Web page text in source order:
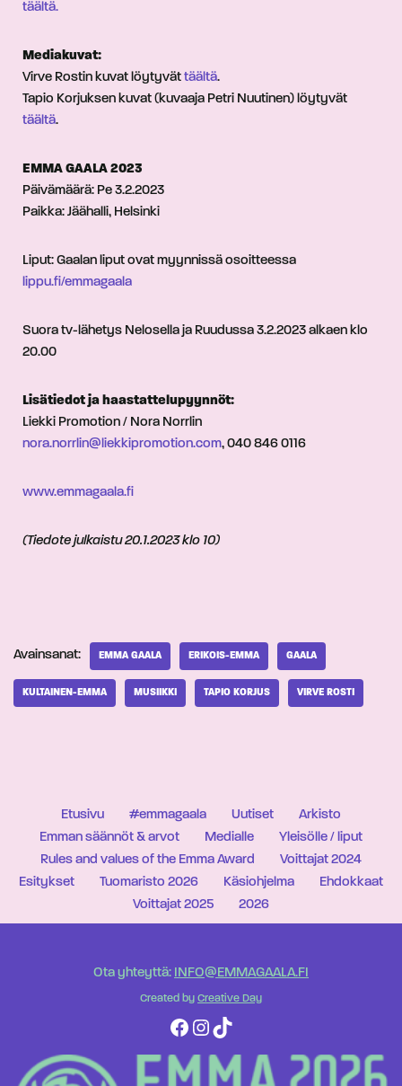
täältä.
Mediakuvat:
Virve Rostin kuvat löytyvät täältä.
Tapio Korjuksen kuvat (kuvaaja Petri Nuutinen) löytyvät
täältä.
EMMA GAALA 2023
Päivämäärä: Pe 3.2.2023
Paikka: Jäähalli, Helsinki
Liput: Gaalan liput ovat myynnissä osoitteessa
lippu.fi/emmagaala
Suora tv-lähetys Nelosella ja Ruudussa 3.2.2023 alkaen klo
20.00
Lisätiedot ja haastattelupyynnöt:
Liekki Promotion / Nora Norrlin
nora.norrlin@liekkipromotion.com, 040 846 0116
www.emmagaala.fi
(Tiedote julkaistu 20.1.2023 klo 10)
Avainsanat: EMMA GAALA ERIKOIS-EMMA GAALA
KULTAINEN-EMMA MUSIIKKI TAPIO KORJUS VIRVE ROSTI
Etusivu #emmagaala Uutiset
Arkisto
Emman säännöt & arvot
Medialle
Yleisölle / liput
Rules and values of the Emma Award
Voittajat 2024
Esitykset
Tuomaristo 2026 Käsiohjelma
Ehdokkaat
Voittajat 2025
2026
Ota yhteyttä: INFO@EMMAGAALA.FI
Created by Creative Day